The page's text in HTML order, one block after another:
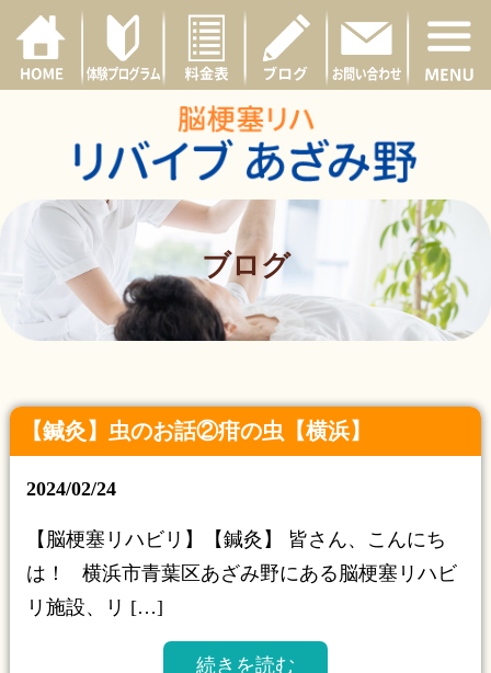
ブログ
【鍼灸】虫のお話②疳の虫【横浜】
2024/02/24
【脳梗塞リハビリ】【鍼灸】 皆さん、こんにち
は！ 横浜市青葉区あざみ野にある脳梗塞リハビ
リ施設、リ […]
続きを読む